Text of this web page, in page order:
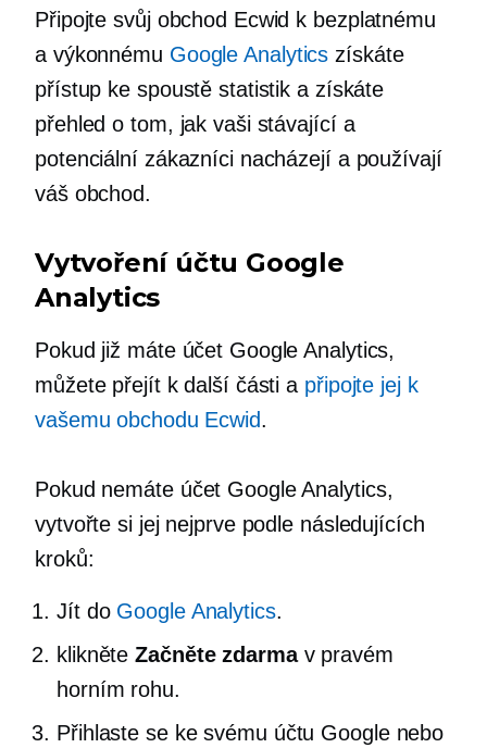
Připojte svůj obchod Ecwid k bezplatnému
a výkonnému Google Analytics získáte
přístup ke spoustě statistik a získáte
přehled o tom, jak vaši stávající a
potenciální zákazníci nacházejí a používají
váš obchod.
Vytvoření účtu Google
Analytics
Pokud již máte účet Google Analytics,
můžete přejít k další části a připojte jej k
vašemu obchodu Ecwid.
Pokud nemáte účet Google Analytics,
vytvořte si jej nejprve podle následujících
kroků:
Jít do Google Analytics.
klikněteZačněte zdarmav pravém
horním rohu.
Přihlaste se ke svému účtu Google nebo